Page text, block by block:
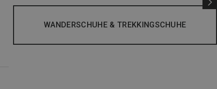
WANDERSCHUHE & TREKKINGSCHUHE